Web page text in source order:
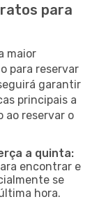
para
maior
para reservar
garantir
principais a
ao reservar o
a quinta:
encontrar e
se
hora.